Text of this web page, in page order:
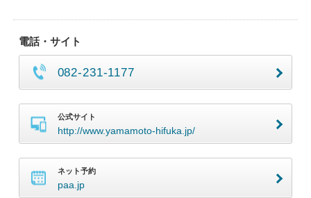
電話・サイト
082-231-1177
公式サイト
http://www.yamamoto-hifuka.jp/
ネット予約
paa.jp